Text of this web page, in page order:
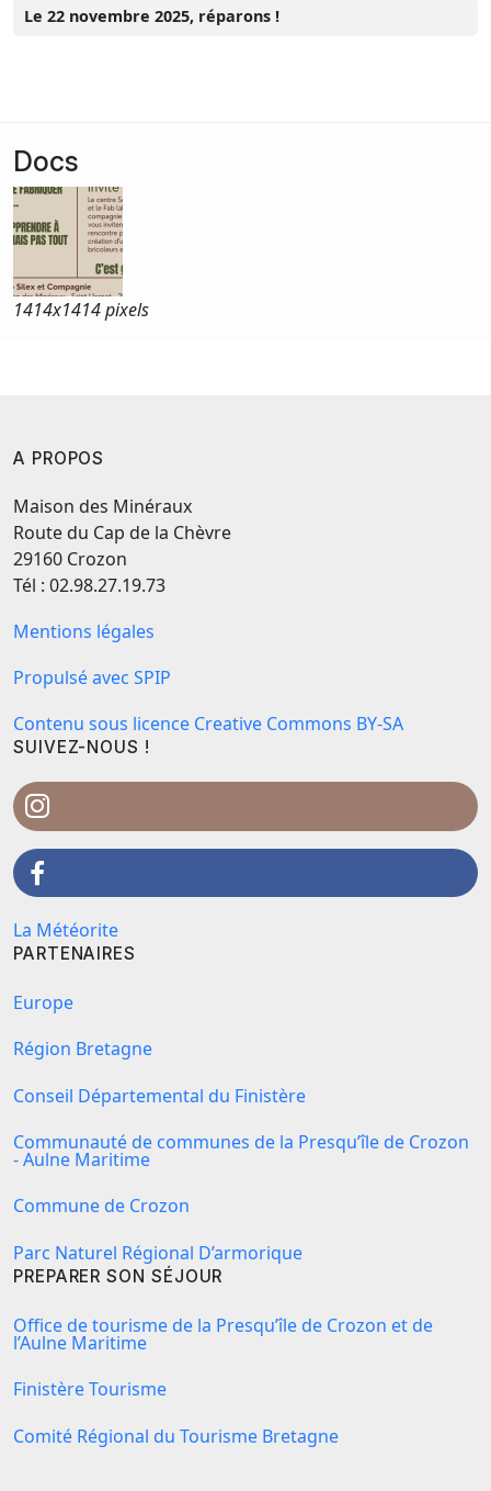
Le 22 novembre 2025, réparons !
Docs
1414x1414 pixels
A PROPOS
Maison des Minéraux
Route du Cap de la Chèvre
29160 Crozon
Tél : 02.98.27.19.73
Mentions légales
Propulsé avec SPIP
Contenu sous licence Creative Commons BY-SA
SUIVEZ-NOUS !
La Météorite
PARTENAIRES
Europe
Région Bretagne
Conseil Départemental du Finistère
Communauté de communes de la Presqu’île de Crozon
- Aulne Maritime
Commune de Crozon
Parc Naturel Régional D’armorique
PREPARER SON SÉJOUR
Office de tourisme de la Presqu’île de Crozon et de
l’Aulne Maritime
Finistère Tourisme
Comité Régional du Tourisme Bretagne